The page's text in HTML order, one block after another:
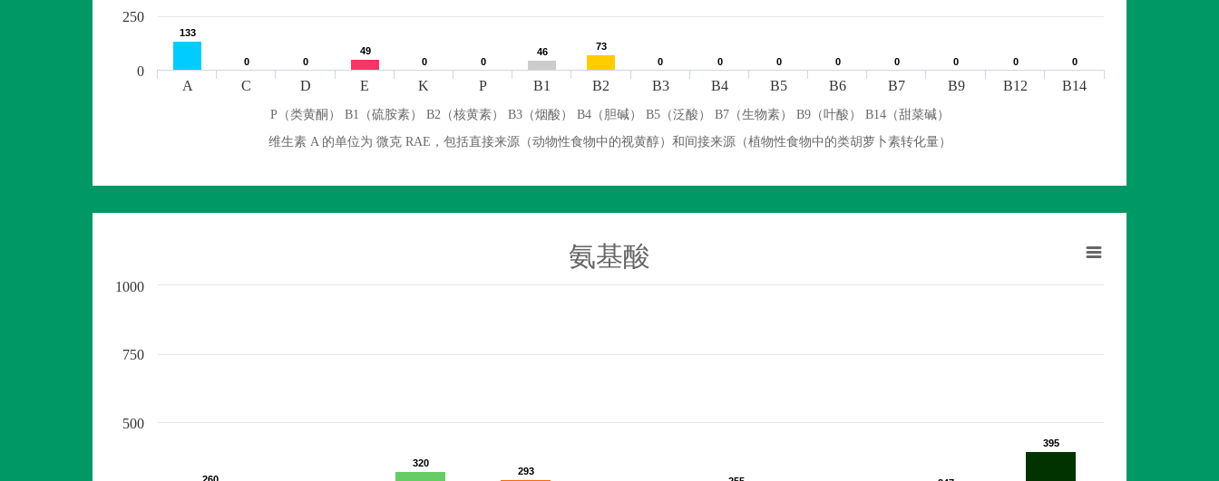
133
133
0
0 0
0
49
49
0
0 0
0
46
46 73
73
0
0 0
0 0
0 0
0 0
0 0
0 0
0 0
0
A C D E K P B1 B2 B3 B4 B5 B6 B7 B9 B12 B14
0
250
P（类黄酮） B1（硫胺素） B2（核黄素） B3（烟酸） B4（胆碱） B5（泛酸） B7（生物素） B9（叶酸） B14（甜菜碱）
维生素 A 的单位为 微克 RAE，包括直接来源（动物性食物中的视黄醇）和间接来源（植物性食物中的类胡萝卜素转化量）
氨基酸
320
320
293
293
395
395
500
750
1000